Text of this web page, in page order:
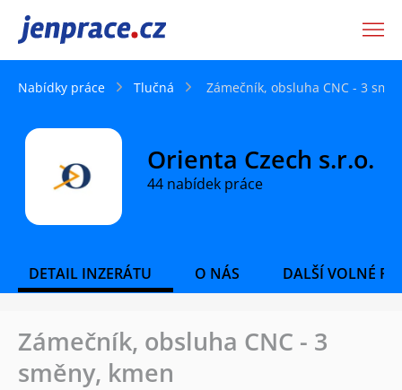
JenPráce.cz
Nabídky práce Tlučná Zámečník, obsluha CNC - 3
Orienta Czech s.r.o.
44 nabídek práce
DETAIL INZERÁTU O NÁS DALŠÍ VOLNÉ
Zámečník, obsluha CNC - 3
směny, kmen